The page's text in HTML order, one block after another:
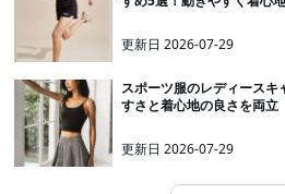
更新日2026-07-29
スポーツ服のレディース
すさと着心地の良さを両立
更新日2026-07-29